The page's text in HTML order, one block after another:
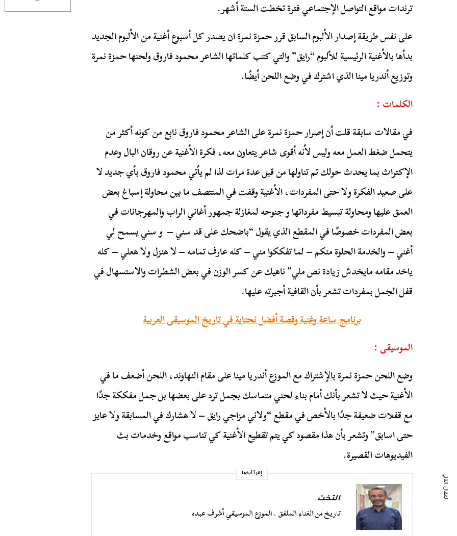
ترندات مواقع التواصل الإجتماعي فترة تخطت الستة أشهر.
على نفس طريقة إصدار الألبوم السابق قرر حمزة نمرة ان يصدر كل أسبوع أغنية من الألبوم الجديد
بدأها بالأغنية الرئيسية للألبوم “رايق” والتي كتب كلماتها الشاعر محمود فاروق ولحنها حمزة نمرة
وتوزيع أندريا مينا الذي اشترك في وضع اللحن أيضًا.
الكلمات :
في مقالات سابقة قلت أن إصرار حمزة نمرة على الشاعر محمود فاروق نابع من كونه أكثر من
يتحمل ضغط العمل معه وليس لأنه أقوى شاعر يتعاون معه، فكرة الأغنية عن روقان البال وعدم
الإكتراث بما يحدث حولك تم تناولها من قبل عدة مرات لذا لم يأتي محمود فاروق بأي جديد لا
على صعيد الفكرة ولا حتى المفردات، الأغنية وقفت في المنتصف ما بين محاولة إسباغ بعض
العمق عليها ومحاولة تبسيط مفرداتها و جنوحه لمغازلة جمهور أغاني الراب والمهرجانات في
بعض المفردات خصوصًا في المقطع الذي يقول “باضحك على قد سني – و سني يسمح لي
أغني – والخدمة الحلوة منكم – لما تفككوا مني – كله عارف تمامه – لا هنزل ولا هعلي – كله
ياخد مقامه مايخدش زيادة نص ملي” ناهيك عن كسر الوزن في بعض الشطرات والاستسهال في
قفل الجمل بمفردات تشعر بأن القافية أجبرته عليها.
برنامج ساعة وغنية وقصة أفضل نحتاية في تاريخ الموسيقى العربية
الموسيقى :
وضع اللحن حمزة نمرة بالإشتراك مع الموزع أندريا مينا على مقام النهاوند، اللحن أضعف ما في
الأغنية حيث لا تشعر بأنك أمام بناء لحني متماسك بجمل ترد على بعضها بل جمل مفككة جدًا
مع قفلات ضعيفة جدًا بالأخص في مقطع “ولاني مزاجي رايق – لا هشارك في المسابقة ولا عايز
حتى اسابق” وتشعر بأن هذا مقصود كي يتم تقطيع الأغنية كي تناسب مواقع وخدمات بث
الفيديوهات القصيرة.
إقرأ أيضا
التخت
تاريخ من الغناء الملفق . الموزع الموسيقي أشرف عبده
المقال التالي